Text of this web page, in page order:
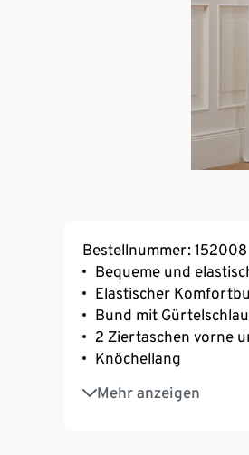
Bestellnummer: 152008
Bequeme und
Elastischer
Bund mit
2 Ziertaschen vorne
Knöchellang
Mehr anzeigen
Mit Elasthan: